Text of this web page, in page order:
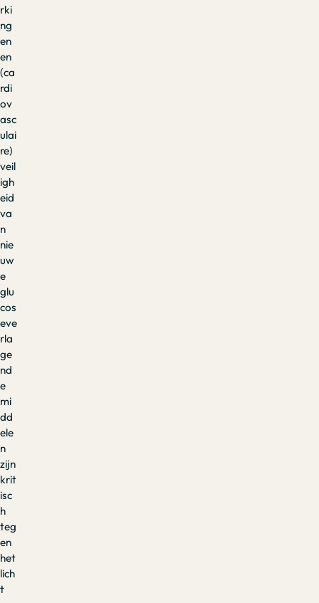
rki
ng
en
en
(ca
rdi
ov
asc
ulai
re)
veil
igh
eid
va
n
nie
uw
e
glu
cos
eve
rla
ge
nd
e
mi
dd
ele
n
zijn
krit
isc
h
teg
en
het
lich
t